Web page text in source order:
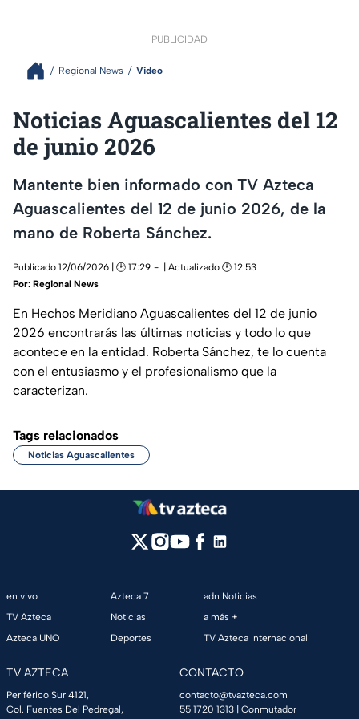
PUBLICIDAD
Regional News Video
Noticias Aguascalientes del 12
de junio 2026
Mantente bien informado con TV Azteca
Aguascalientes del 12 de junio 2026, de la
mano de Roberta Sánchez.
Publicado 12/06/2026 | 🕑 17:29
| Actualizado 🕑 12:53
Por: Regional News
En Hechos Meridiano Aguascalientes del 12 de junio
2026 encontrarás las últimas noticias y todo lo que
acontece en la entidad. Roberta Sánchez, te lo cuenta
con el entusiasmo y el profesionalismo que la
caracterizan.
Tags relacionados
Noticias Aguascalientes
en vivo
TV Azteca
Azteca UNO
Azteca 7
Noticias
Deportes
adn Noticias
a más +
TV Azteca Internacional
TV AZTECA
Periférico Sur 4121,
Col. Fuentes Del Pedregal,
CONTACTO
contacto@tvazteca.com
55 1720 1313 | Conmutador